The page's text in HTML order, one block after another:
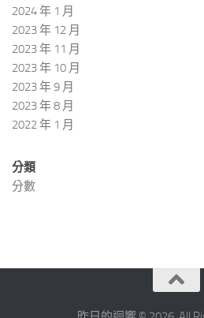
2024 年 1 月
2023 年 12 月
2023 年 11 月
2023 年 10 月
2023 年 9 月
2023 年 8 月
2022 年 1 月
分類
分數